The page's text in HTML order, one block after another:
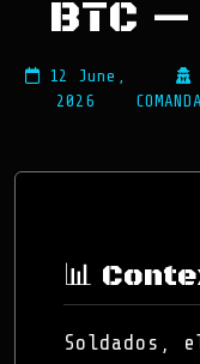
BTC
12 June,
2026
📊
Soldados,